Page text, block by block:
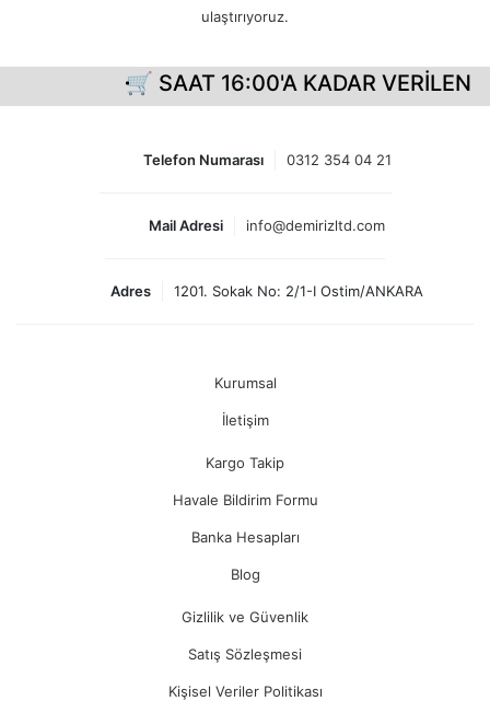
ulaştırıyoruz.
🛒 SAAT 16:00'A KADAR VERİLEN
Telefon Numarası 0312 354 04 21
Mail Adresi info@demirizltd.com
Adres 1201. Sokak No: 2/1-I Ostim/ANKARA
Kurumsal
İletişim
Kargo Takip
Havale Bildirim Formu
Banka Hesapları
Blog
Gizlilik ve Güvenlik
Satış Sözleşmesi
Kişisel Veriler Politikası